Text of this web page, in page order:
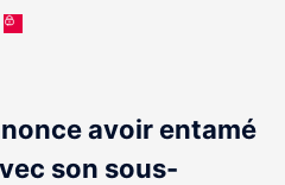
Cet
abonnés
avoir entamé
son sous-